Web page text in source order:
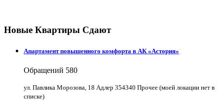
Новые Квартиры Сдают
Апартамент повышенного комфорта в АК «Астория»
Обращений 580
ул. Павлика Морозова, 18 Адлер 354340 Прочее (моей локации нет в
списке)